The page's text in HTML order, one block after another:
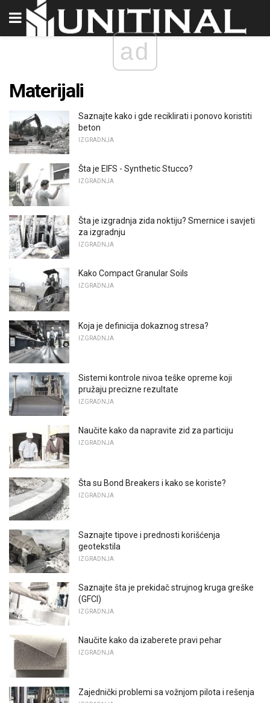
ad
Materijali
Saznajte kako i gde reciklirati i ponovo koristiti
beton
IZGRADNJA
Šta je EIFS - Synthetic Stucco?
IZGRADNJA
Šta je izgradnja zida noktiju? Smernice i savjeti
za izgradnju
IZGRADNJA
Kako Compact Granular Soils
IZGRADNJA
Koja je definicija dokaznog stresa?
IZGRADNJA
Sistemi kontrole nivoa teške opreme koji
pružaju precizne rezultate
IZGRADNJA
Naučite kako da napravite zid za particiju
IZGRADNJA
Šta su Bond Breakers i kako se koriste?
IZGRADNJA
Saznajte tipove i prednosti korišćenja
geotekstila
IZGRADNJA
Saznajte šta je prekidač strujnog kruga greške
(GFCI)
IZGRADNJA
Naučite kako da izaberete pravi pehar
IZGRADNJA
Zajednički problemi sa vožnjom pilota i rešenja